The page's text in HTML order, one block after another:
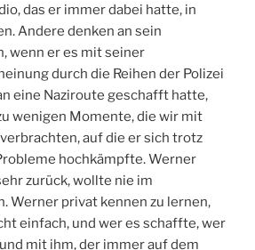
das er immer dabei hatte, in
Andere denken an sein
wenn er es mit seiner
durch die Reihen der Polizei
eine Naziroute geschafft hatte,
wenigen Momente, die wir mit
auf die er sich trotz
hochkämpfte. Werner
zurück, wollte nie im
Werner privat kennen zu lernen,
einfach, und wer es schaffte, wer
mit ihm, der immer auf dem